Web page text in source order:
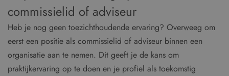
commissielid of adviseur
Heb je nog geen toezichthoudende ervaring? Overweeg om
eerst een positie als commissielid of adviseur binnen een
organisatie aan te nemen. Dit geeft je de kans om
praktijkervaring op te doen en je profiel als toekomstig